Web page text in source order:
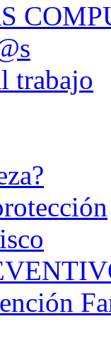
trabajo